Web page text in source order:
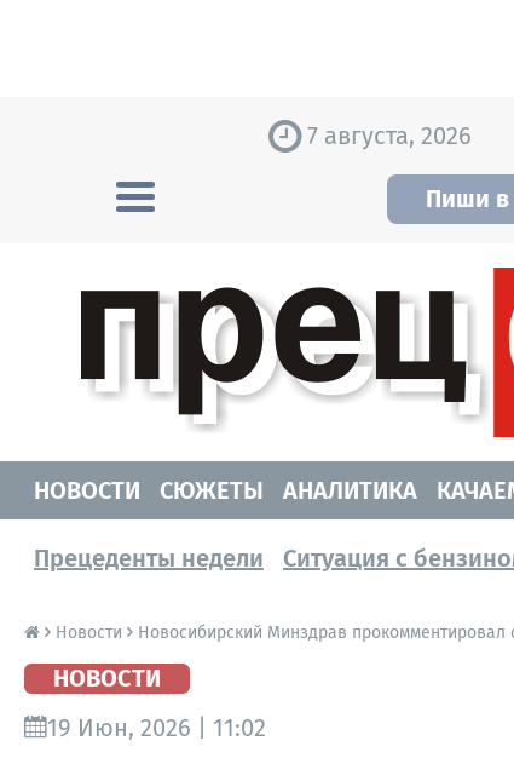
7 августа, 2026
Пиши в
НОВОСТИ
СЮЖЕТЫ АНАЛИТИКА
Прецеденты недели Ситуация с
Новости Новосибирский Минздрав
НОВОСТИ
19 Июн, 2026 | 11:02